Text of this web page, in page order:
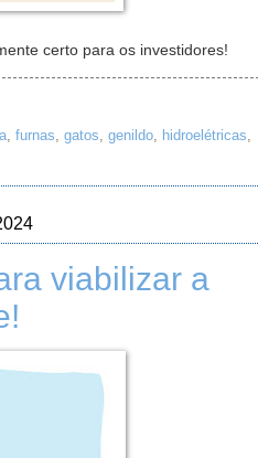
certo para os investidores!
, furnas, gatos, genildo, hidroelétricas,
viabilizar a